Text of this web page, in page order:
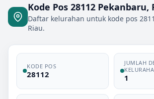
Kode Pos 28112 Pekanbaru,
Daftar kelurahan untuk kode pos
Riau.
KODE POS
28112
JUMLAH
1